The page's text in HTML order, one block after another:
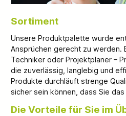
Sortiment
Unsere Produktpalette wurde
Ansprüchen gerecht zu werden.
Techniker oder Projektplaner –
die zuverlässig, langlebig und
Produkte durchläuft strenge
sicher sein können, dass Sie
Die Vorteile für Sie im